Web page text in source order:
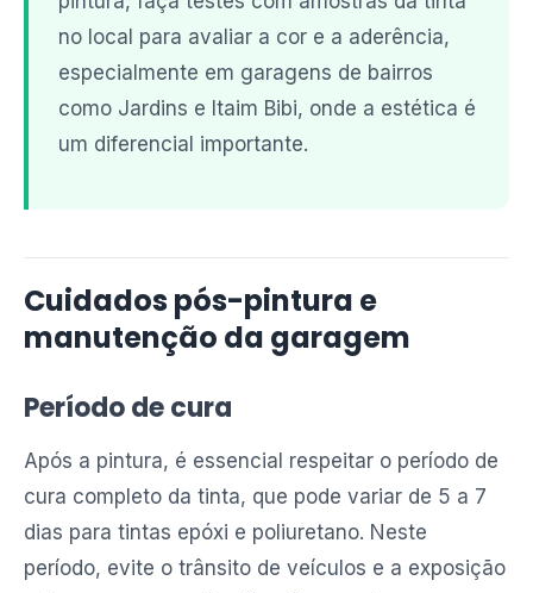
no local para avaliar a cor e a aderência,
especialmente em garagens de bairros
como Jardins e Itaim Bibi, onde a estética é
um diferencial importante.
Cuidados pós-pintura e
manutenção da garagem
Período de cura
Após a pintura, é essencial respeitar o período de
cura completo da tinta, que pode variar de 5 a 7
dias para tintas epóxi e poliuretano. Neste
período, evite o trânsito de veículos e a exposição